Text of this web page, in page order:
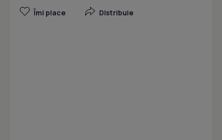
Îmi place Distribuie